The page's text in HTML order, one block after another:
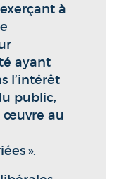
à
ayant
l’intérêt
public,
œuvre au
».